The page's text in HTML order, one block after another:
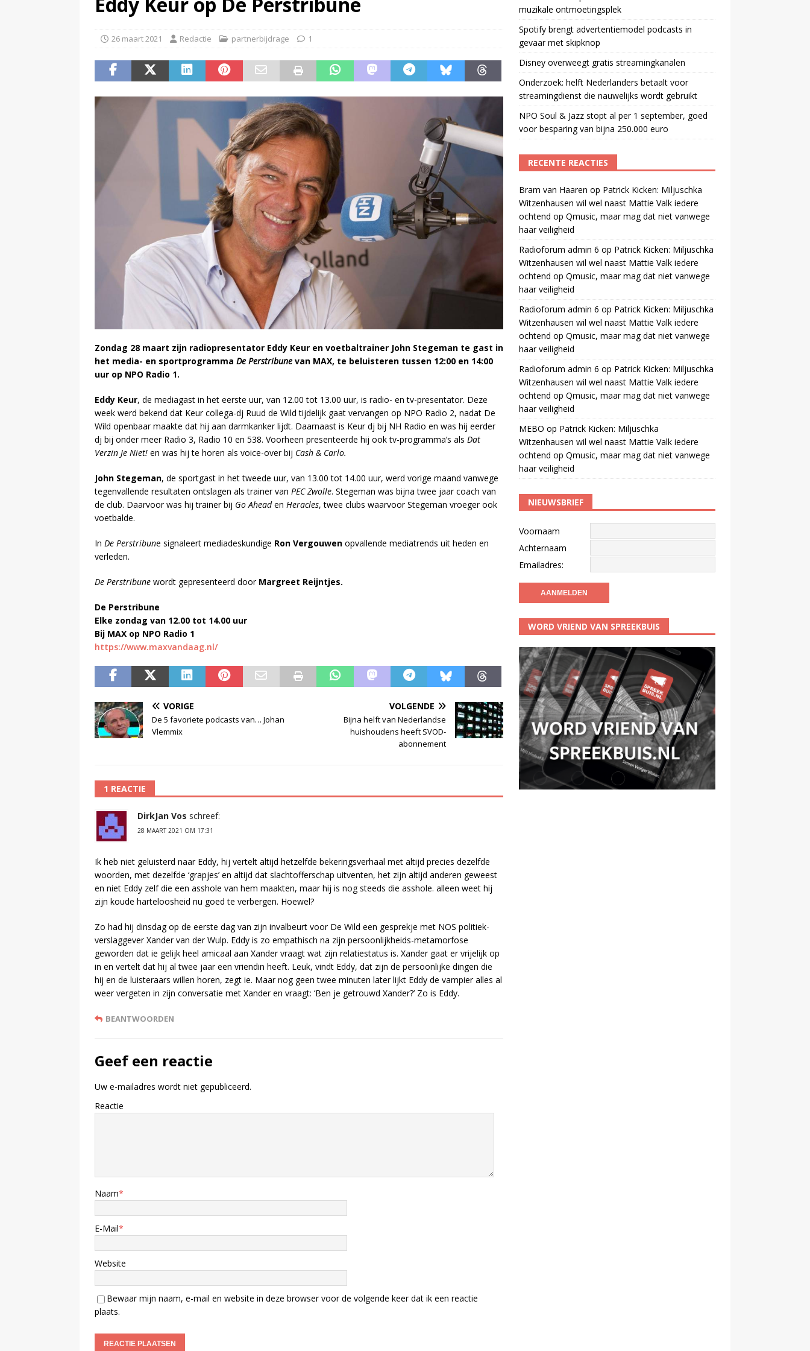
Beeld & Geluid presenteert Fonos: een nieuwe muzikale ontmoetingsplek
26 maart 2021 Redactie partnerbijdrage 1
Zondag 28 maart zijn radiopresentator Eddy Keur en voetbaltrainer John Stegeman te gast in
het media- en sportprogramma De Perstribune van MAX, te beluisteren tussen 12:00 en 14:00
uur op NPO Radio 1.
Eddy Keur, de mediagast in het eerste uur, van 12.00 tot 13.00 uur, is radio- en tv-presentator. Deze
week werd bekend dat Keur collega-dj Ruud de Wild tijdelijk gaat vervangen op NPO Radio 2, nadat De
Wild openbaar maakte dat hij aan darmkanker lijdt. Daarnaast is Keur dj bij NH Radio en was hij eerder
dj bij onder meer Radio 3, Radio 10 en 538. Voorheen presenteerde hij ook tv-programma’s als Dat
Verzin Je Niet! en was hij te horen als voice-over bij Cash & Carlo.
John Stegeman, de sportgast in het tweede uur, van 13.00 tot 14.00 uur, werd vorige maand vanwege
tegenvallende resultaten ontslagen als trainer van PEC Zwolle. Stegeman was bijna twee jaar coach van
de club. Daarvoor was hij trainer bij Go Aheaden Heracles, twee clubs waarvoor Stegeman vroeger ook
voetbalde.
In De Perstribune signaleert mediadeskundige Ron Vergouwen opvallende mediatrends uit heden en
verleden.
De Perstribune wordt gepresenteerd door Margreet Reijntjes.
De Perstribune
Elke zondag van 12.00 tot 14.00 uur
Bij MAX op NPO Radio 1
https://www.maxvandaag.nl/
VORIGE
De 5 favoriete podcasts van… Johan
Vlemmix
VOLGENDE
Bijna helft van Nederlandse
huishoudens heeft SVOD-
abonnement
1 REACTIE
DirkJan Vos schreef:
28 MAART 2021 OM 17:31
Ik heb niet geluisterd naar Eddy, hij vertelt altijd hetzelfde bekeringsverhaal met altijd precies dezelfde
woorden, met dezelfde ‘grapjes’ en altijd dat slachtofferschap uitventen, het zijn altijd anderen geweest
en niet Eddy zelf die een asshole van hem maakten, maar hij is nog steeds die asshole. alleen weet hij
zijn koude harteloosheid nu goed te verbergen. Hoewel?
Zo had hij dinsdag op de eerste dag van zijn invalbeurt voor De Wild een gesprekje met NOS politiek-
verslaggever Xander van der Wulp. Eddy is zo empathisch na zijn persoonlijkheids-metamorfose
geworden dat ie gelijk heel amicaal aan Xander vraagt wat zijn relatiestatus is. Xander gaat er vrijelijk op
in en vertelt dat hij al twee jaar een vriendin heeft. Leuk, vindt Eddy, dat zijn de persoonlijke dingen die
hij en de luisteraars willen horen, zegt ie. Maar nog geen twee minuten later lijkt Eddy de vampier alles al
weer vergeten in zijn conversatie met Xander en vraagt: ‘Ben je getrouwd Xander?’ Zo is Eddy.
BEANTWOORDEN
Geef een reactie
Uw e-mailadres wordt niet gepubliceerd.
Reactie
Naam*
E-Mail*
Website
Bewaar mijn naam, e-mail en website in deze browser voor de volgende keer dat ik een reactie
plaats.
muzikale ontmoetingsplek
Spotify brengt advertentiemodel podcasts in
gevaar met skipknop
Disney overweegt gratis streamingkanalen
Onderzoek: helft Nederlanders betaalt voor
streamingdienst die nauwelijks wordt gebruikt
NPO Soul & Jazz stopt al per 1 september, goed
voor besparing van bijna 250.000 euro
RECENTE REACTIES
Bram van Haaren op Patrick Kicken: Miljuschka
Witzenhausen wil wel naast Mattie Valk iedere
ochtend op Qmusic, maar mag dat niet vanwege
haar veiligheid
Radioforum admin 6 op Patrick Kicken: Miljuschka
Witzenhausen wil wel naast Mattie Valk iedere
ochtend op Qmusic, maar mag dat niet vanwege
haar veiligheid
Radioforum admin 6 op Patrick Kicken: Miljuschka
Witzenhausen wil wel naast Mattie Valk iedere
ochtend op Qmusic, maar mag dat niet vanwege
haar veiligheid
Radioforum admin 6 op Patrick Kicken: Miljuschka
Witzenhausen wil wel naast Mattie Valk iedere
ochtend op Qmusic, maar mag dat niet vanwege
haar veiligheid
MEBO op Patrick Kicken: Miljuschka
Witzenhausen wil wel naast Mattie Valk iedere
ochtend op Qmusic, maar mag dat niet vanwege
haar veiligheid
NIEUWSBRIEF
Voornaam
Achternaam
Emailadres:
WORD VRIEND VAN SPREEKBUIS